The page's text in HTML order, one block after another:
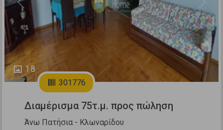
18
Previous Next
301776
Διαμέρισμα 75τ.μ. προς πώληση
Άνω Πατήσια - Κλωναρίδου